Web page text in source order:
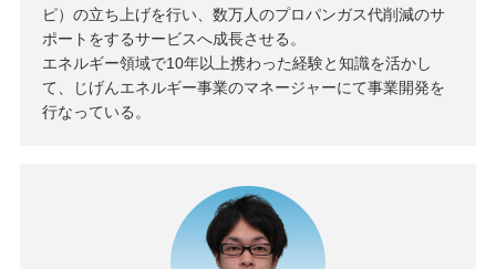
ピ）の立ち上げを行い、数万人のプロパンガス代削減のサ
ポートをするサービスへ成長させる。
エネルギー領域で10年以上携わった経験と知識を活かし
て、じげんエネルギー事業のマネージャーにて事業開発を
行なっている。